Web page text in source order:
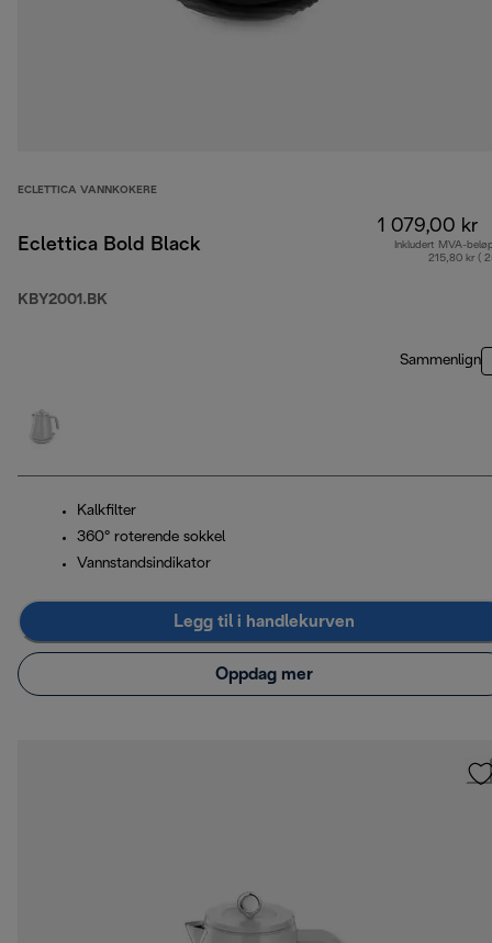
ECLETTICA VANNKOKERE
Eclettica Bold Black
KBY2001.BK
1 079,00 kr
Inkludert MVA-
215,80 kr (
Sammenlign
Kalkfilter
360° roterende sokkel
Vannstandsindikator
Legg til i handlekurven
Oppdag mer